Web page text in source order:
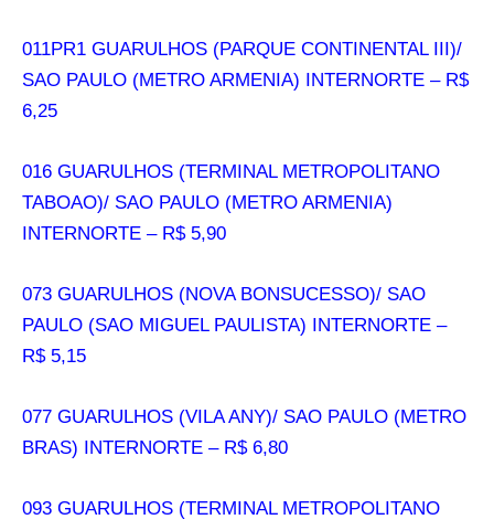
011PR1 GUARULHOS (PARQUE CONTINENTAL III)/
SAO PAULO (METRO ARMENIA) INTERNORTE – R$
6,25
016 GUARULHOS (TERMINAL METROPOLITANO
TABOAO)/ SAO PAULO (METRO ARMENIA)
INTERNORTE – R$ 5,90
073 GUARULHOS (NOVA BONSUCESSO)/ SAO
PAULO (SAO MIGUEL PAULISTA) INTERNORTE –
R$ 5,15
077 GUARULHOS (VILA ANY)/ SAO PAULO (METRO
BRAS) INTERNORTE – R$ 6,80
093 GUARULHOS (TERMINAL METROPOLITANO